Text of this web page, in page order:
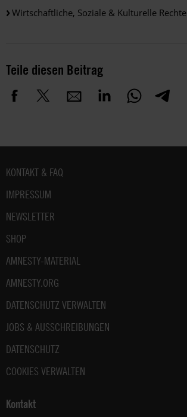
Wirtschaftliche, Soziale & Kulturelle Rechte
Teile diesen Beitrag
Fußbereich
KONTAKT & FAQ
IMPRESSUM
NEWSLETTER
SHOP
AMNESTY-MATERIAL
AMNESTY.ORG
DATENSCHUTZ VERWALTEN
JOBS & AUSSCHREIBUNGEN
DATENSCHUTZ
COOKIES VERWALTEN
Kontakt